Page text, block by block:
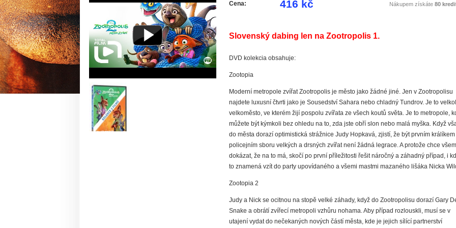
Cena: 416 kč Nákupem získáte 80
Slovenský dabing len na Zootropolis 1.
DVD kolekcia obsahuje:
Zootopia
Moderní metropole zvířat Zootropolis je město jako žádné jiné. Jen v Zootropolisu
najdete luxusní čtvrti jako je Sousedství Sahara nebo chladný Tundrov. Je to
velkoměsto, ve kterém žijí pospolu zvířata ze všech koutů světa. Je to metropole,
můžete být kýmkoli bez ohledu na to, zda jste obří slon nebo malá myška. Když
do města dorazí optimistická strážnice Judy Hopkavá, zjistí, že být prvním králíkem
policejním sboru velkých a drsných zvířat není žádná legrace. A protože chce všem
dokázat, že na to má, skočí po první příležitosti řešit náročný a záhadný případ, i
to znamená vzít do party upovídaného a všemi mastmi mazaného lišáka Nicka
Zootopia 2
Judy a Nick se ocitnou na stopě velké záhady, když do Zootropolisu dorazí Gary
Snake a obrátí zvířecí metropoli vzhůru nohama. Aby případ rozlouskli, musí se v
utajení vydat do nečekaných nových částí města, kde je jejich sílící partnerství